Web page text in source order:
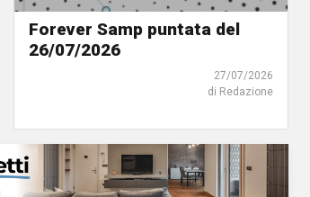
Forever Samp puntata del
26/07/2026
27/07/2026
di Redazione